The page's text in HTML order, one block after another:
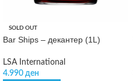
SOLD OUT
Bar Ships – декантер (1L)
LSA International
4.990 ден